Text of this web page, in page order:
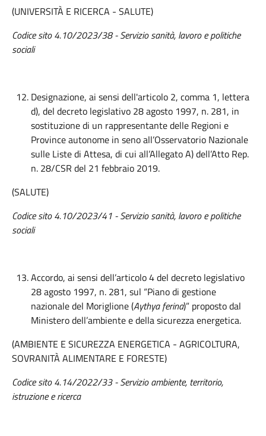
(UNIVERSITÀ E RICERCA - SALUTE)
Codice sito 4.10/2023/38- Servizio sanità, lavoro e politiche
sociali
Designazione, ai sensi dell'articolo 2, comma 1, lettera
d), del decreto legislativo 28 agosto 1997, n. 281, in
sostituzione di un rappresentante delle Regioni e
Province autonome in seno all’Osservatorio Nazionale
sulle Liste di Attesa, di cui all’Allegato A) dell’Atto Rep.
n. 28/CSR del 21 febbraio 2019.
(SALUTE)
Codice sito 4.10/2023/41 - Servizio sanità, lavoro e politiche
sociali
Accordo, ai sensi dell’articolo 4 del decreto legislativo
28 agosto 1997, n. 281, sul “Piano di gestione
nazionale del Moriglione (Aythya ferina)” proposto dal
Ministero dell’ambiente e della sicurezza energetica.
(AMBIENTE E SICUREZZA ENERGETICA - AGRICOLTURA,
SOVRANITÀ ALIMENTARE E FORESTE)
Codice sito 4.14/2022/33 - Servizio ambiente, territorio,
istruzione e ricerca